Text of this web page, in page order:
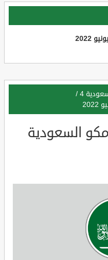
2022
4
/
السعودية